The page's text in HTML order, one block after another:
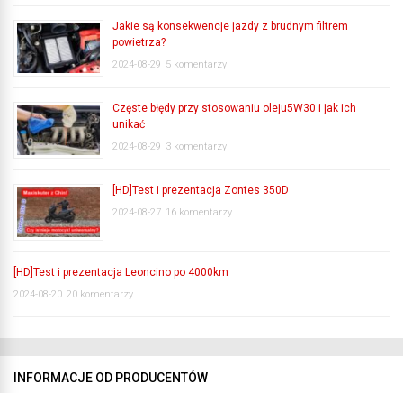
Jakie są konsekwencje jazdy z brudnym filtrem
powietrza?
2024-08-29 5 komentarzy
Częste błędy przy stosowaniu oleju5W30 i jak ich
unikać
2024-08-29 3 komentarzy
[HD]Test i prezentacja Zontes 350D
2024-08-27 16 komentarzy
[HD]Test i prezentacja Leoncino po 4000km
2024-08-20 20 komentarzy
INFORMACJE OD PRODUCENTÓW